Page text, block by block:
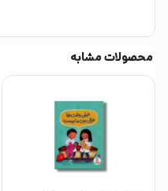
محصولات مشابه